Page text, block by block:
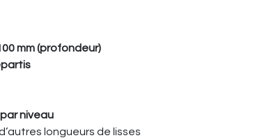
mm (profondeur)
niveau
longueurs de lisses